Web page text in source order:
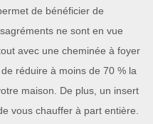
de bénéficier de
ne sont en vue
avec une cheminée à foyer
réduire à moins de 70 % la
maison. De plus, un insert
vous chauffer à part entière.